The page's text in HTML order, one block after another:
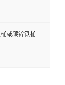
或镀锌铁桶